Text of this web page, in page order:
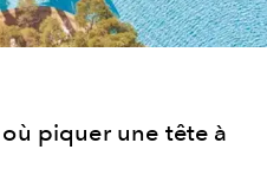
piquer une tête à